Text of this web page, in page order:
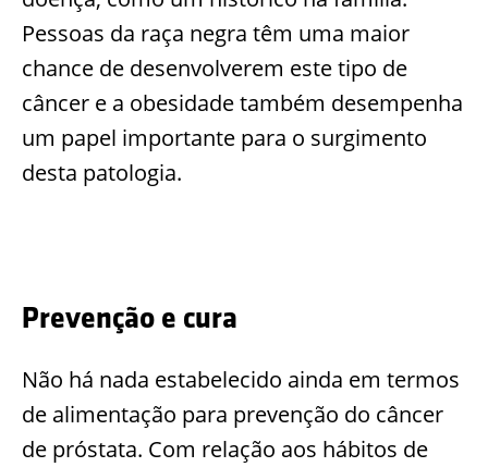
Pessoas da raça negra têm uma maior
chance de desenvolverem este tipo de
câncer e a obesidade também desempenha
um papel importante para o surgimento
desta patologia.
Prevenção e cura
Não há nada estabelecido ainda em termos
de alimentação para prevenção do câncer
de próstata. Com relação aos hábitos de